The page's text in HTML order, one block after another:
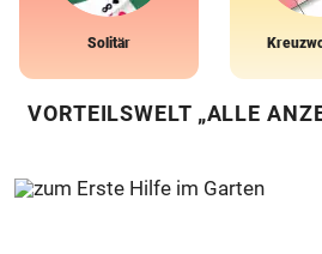
Solitär
VORTEILSWELT „ALLE